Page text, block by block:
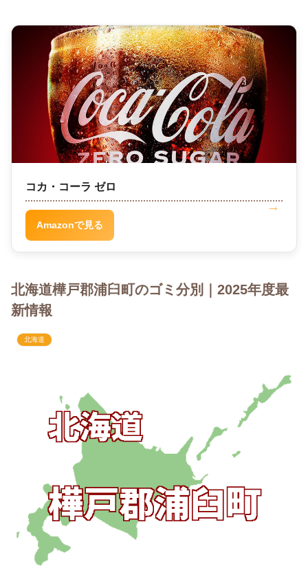
コカ・コーラ ゼロ
Amazonで見る
北海道樺戸郡浦臼町のゴミ分別｜2025年度最
新情報
北海道